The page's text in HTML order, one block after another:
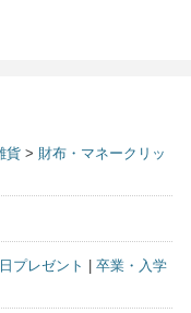
貨 > 財布・マネークリッ
プレゼント
卒業・入学